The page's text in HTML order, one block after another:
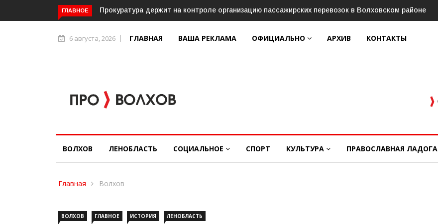
ГЛАВНОЕ 19 августа на стадионе «Локомотив» пройдёт конкурс «Ветеранское подворье»
6 августа, 2026 ГЛАВНАЯ ВАША РЕКЛАМА ОФИЦИАЛЬНО АРХИВ КОНТАКТЫ
ВОЛХОВ ЛЕНОБЛАСТЬ СОЦИАЛЬНОЕ СПОРТ КУЛЬТУРА ПРАВОСЛАВНАЯ ЛАДОГА
Главная Волхов
ВОЛХОВ ГЛАВНОЕ ИСТОРИЯ ЛЕНОБЛАСТЬ